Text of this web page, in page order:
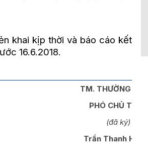
khai kịp thời và báo cáo kết
16.6.2018.
TM. THƯỜNG
PHÓ CHỦ TỊCH
(đã ký)
Trần Thanh Huyền